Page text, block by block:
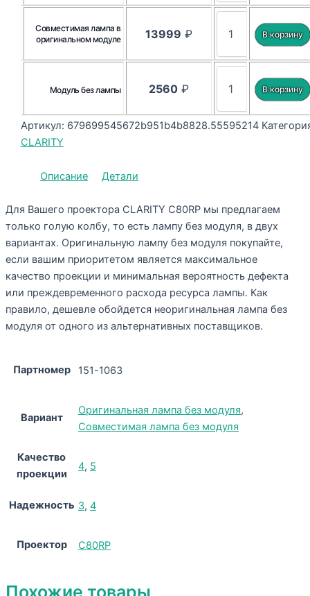
Совместимая лампа в
оригинальном модуле
13999 ₽
Модуль без лампы 2560₽
Артикул: 679699545672b951b4b8828.55595214
CLARITY
Описание Детали
Для Вашего проектора CLARITY C80RP мы предлагаем
только голую колбу, то есть лампу без модуля, в двух
вариантах. Оригинальную лампу без модуля покупайте,
если вашим приоритетом является максимальное
качество проекции и минимальная вероятность дефекта
или преждевременного расхода ресурса лампы. Как
правило, дешевле обойдется неоригинальная лампа без
модуля от одного из альтернативных поставщиков.
Партномер 151-1063
Вариант
Оригинальная лампа без модуля,
Совместимая лампа без модуля
Качество
проекции
4, 5
Надежность 3, 4
Проектор C80RP